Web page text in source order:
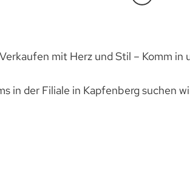
Verkaufen mit Herz und Stil – Komm in
in der Filiale in Kapfenberg